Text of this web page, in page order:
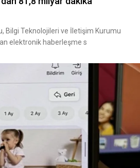
Bilgi Teknolojileri ve İletişim Kurumu
elektronik haberleşme s